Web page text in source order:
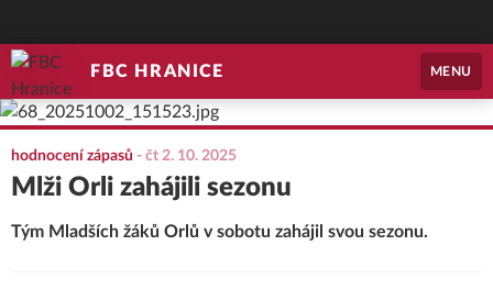
FBC HRANICE MENU
hodnocení zápasů - čt 2. 10. 2025
Mlži Orli zahájili sezonu
Tým Mladších žáků Orlů v sobotu zahájil svou sezonu.